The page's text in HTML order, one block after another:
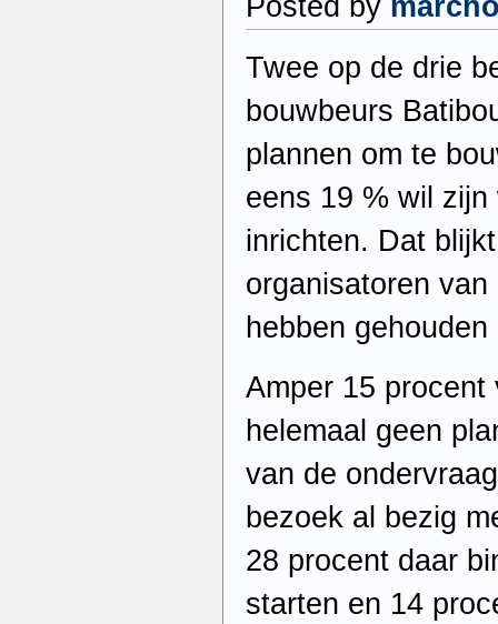
Twee op de drie
bouwbeurs
plannen om te
eens 19 % wil
inrichten. Dat
organisatoren
hebben
Amper 15
helemaal geen
van de
bezoek al bezig
28 procent daar
starten en 14